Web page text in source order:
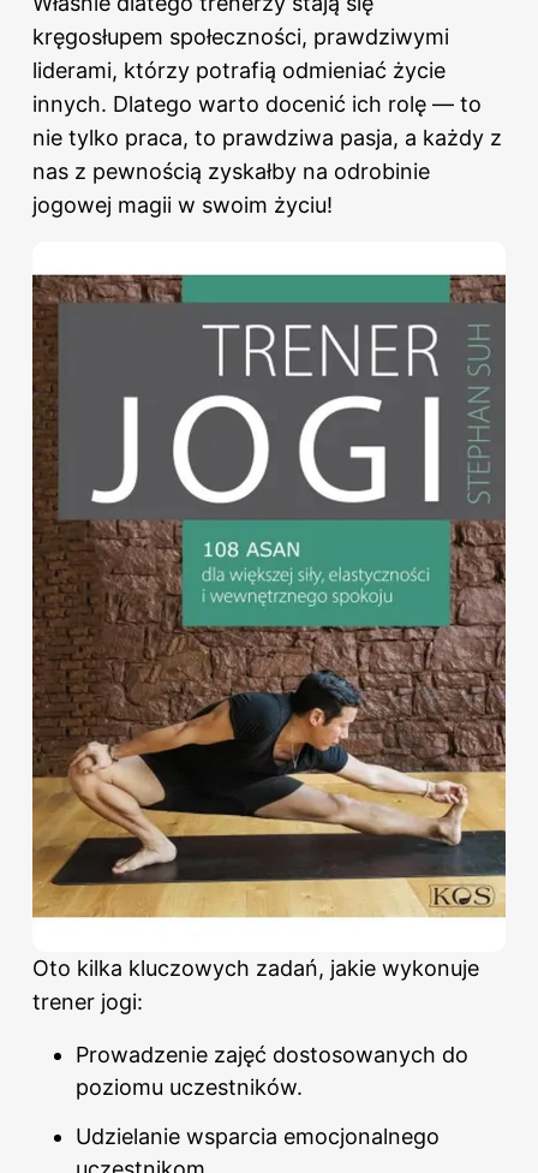
kręgosłupem społeczności, prawdziwymi
liderami, którzy potrafią odmieniać życie
innych. Dlatego warto docenić ich rolę — to
nie tylko praca, to prawdziwa pasja, a każdy z
nas z pewnością zyskałby na odrobinie
jogowej magii w swoim życiu!
Oto kilka kluczowych zadań, jakie wykonuje
trener jogi:
Prowadzenie zajęć dostosowanych do
poziomu uczestników.
Udzielanie wsparcia emocjonalnego